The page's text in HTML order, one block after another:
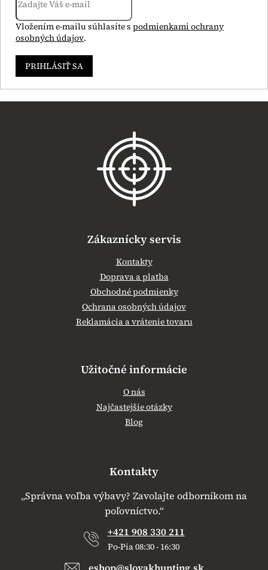
Vložením e-mailu súhlasíte s podmienkami ochrany
osobných údajov.
PRIHLÁSIŤ SA
Z
Zákaznícky servis
Kontakty
Doprava a platba
Obchodné podmienky
Ochrana osobných údajov
Reklamácia a vrátenie tovaru
Užitočné informácie
O nás
Najčastejšie otázky
Blog
Kontakty
„Správna voľba výbavy? Zavolajte odborníkom na
poľovníctvo.“
+421 908 330 211
Po-Pia 08:30 - 16:30